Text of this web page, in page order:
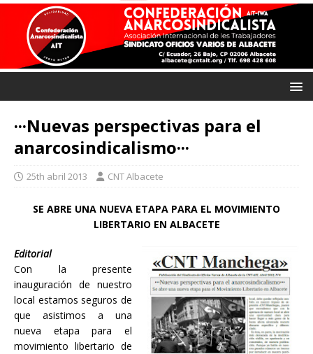
···Nuevas perspectivas para el
anarcosindicalismo···
25th abril 2013 CNT Albacete
SE ABRE UNA NUEVA ETAPA PARA EL MOVIMIENTO
LIBERTARIO EN ALBACETE
Editorial
Con la presente
inauguración de nuestro
local estamos seguros de
que asistimos a una
nueva etapa para el
movimiento libertario de